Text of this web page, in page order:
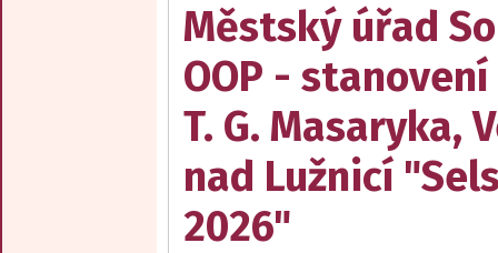
Městský úřad
OOP -
T. G. Masaryka,
nad Lužnicí
2026"